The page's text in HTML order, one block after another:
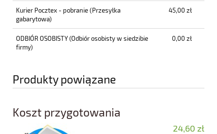
Kurier Pocztex - pobranie(Przesyłka
gabarytowa)
45,00 zł
ODBIÓR OSOBISTY(Odbiór osobisty w siedzibie
firmy)
0,00 zł
Produkty powiązane
Koszt przygotowania
24,60 zł